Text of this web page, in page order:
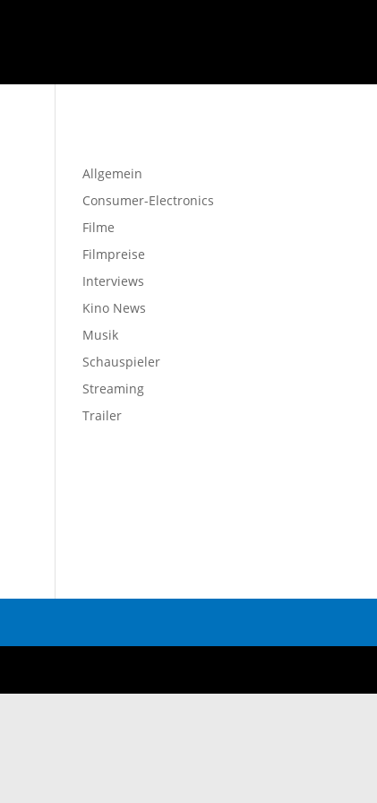
Allgemein
Consumer-Electronics
Filme
Filmpreise
Interviews
Kino News
Musik
Schauspieler
Streaming
Trailer